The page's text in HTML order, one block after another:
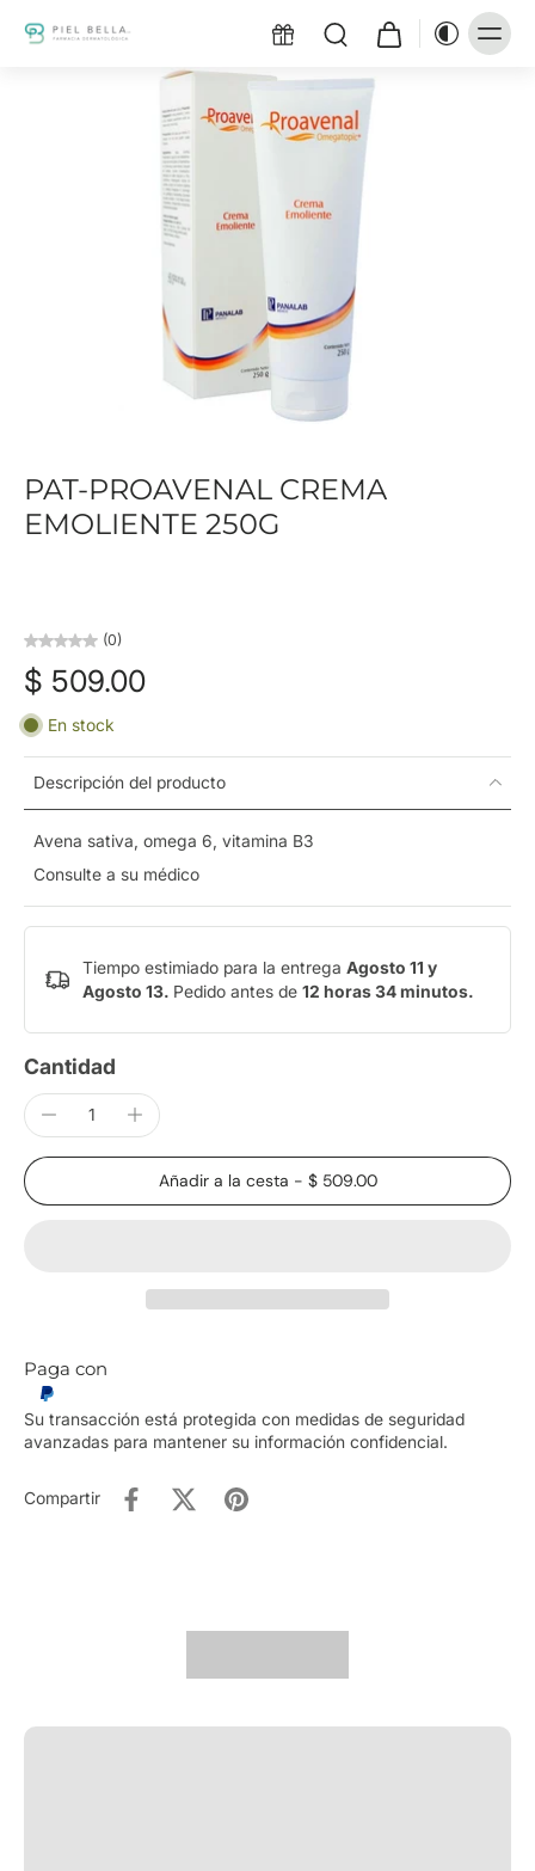
PAT-PROAVENAL CREMA
EMOLIENTE 250G
(0)
$ 509.00
En stock
Descripción del producto
Avena sativa, omega 6, vitamina B3
Consulte a su médico
Tiempo estimiado para la entrega Agosto 11 y
Agosto 13. Pedido antes de 12 horas 34 minutos.
Cantidad
Añadir a la cesta - $ 509.00
Paga con
Su transacción está protegida con medidas de seguridad
avanzadas para mantener su información confidencial.
Compartir